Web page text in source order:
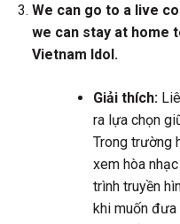
We can go to a live
we can stay at home
Vietnam Idol.
Giải thích:
ra lựa chọn
Trong trường
xem hòa
trình truyền
khi muốn đưa